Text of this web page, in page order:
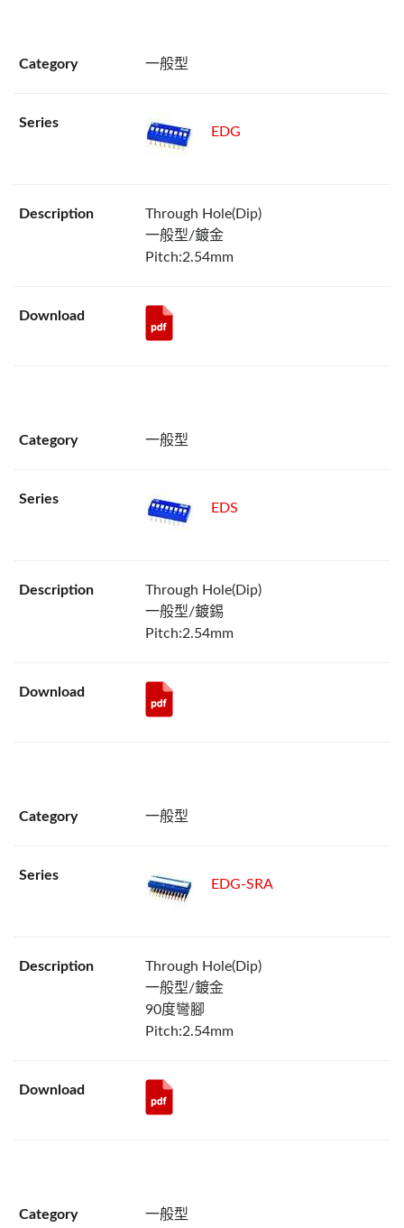
一般型
EDG
Through Hole(Dip)
一般型/鍍金
Pitch:2.54mm
一般型
EDS
Through Hole(Dip)
一般型/鍍錫
Pitch:2.54mm
一般型
EDG-SRA
Through Hole(Dip)
一般型/鍍金
90度彎腳
Pitch:2.54mm
一般型